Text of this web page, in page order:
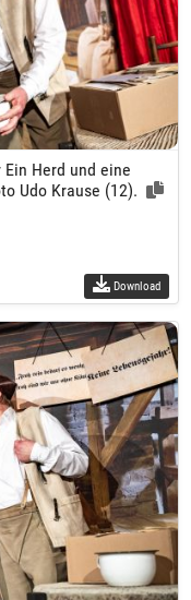
Ein Herd und eine
Udo Krause (12).
Download